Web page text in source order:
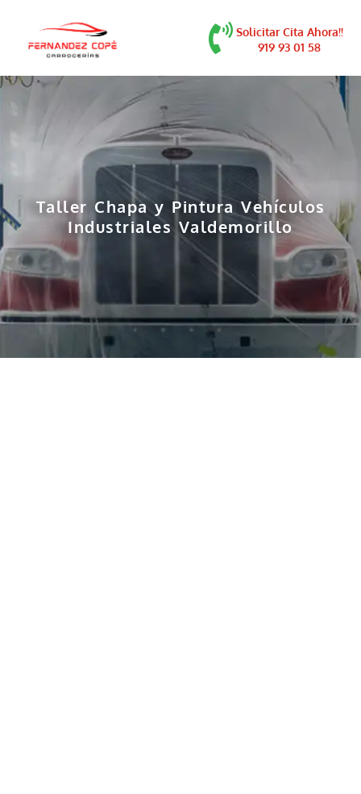
Solicitar Cita Ahora!!
919 93 01 58
Taller Chapa y Pintura Vehículos
Industriales Valdemorillo